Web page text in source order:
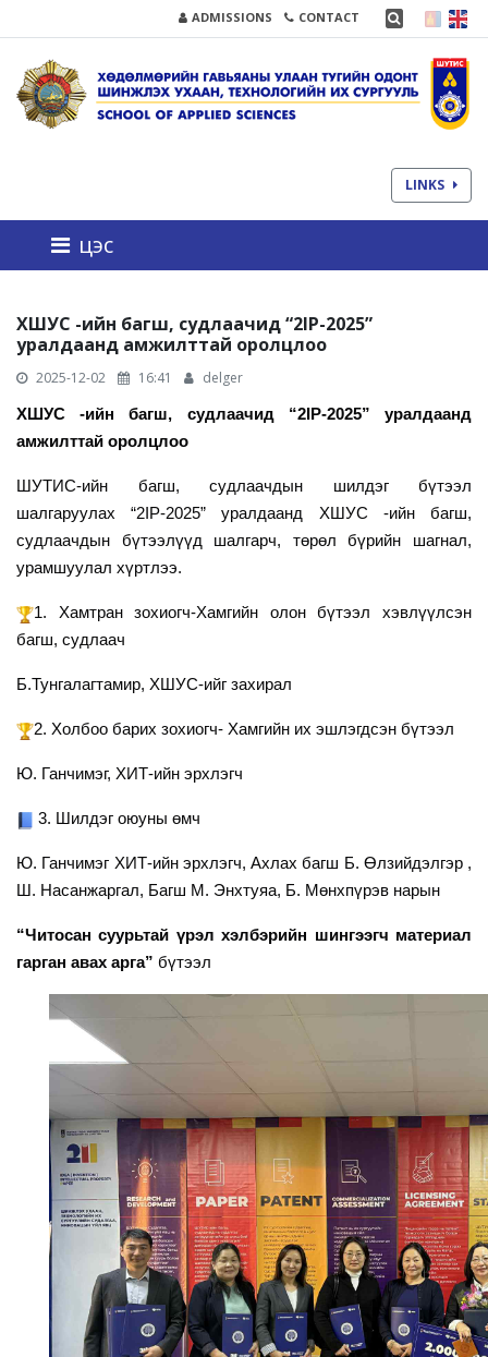
ADMISSIONS CONTACT
LINKS
цэс
ХШУС -ийн багш, судлаачид “2IP-2025”
уралдаанд амжилттай оролцлоо
2025-12-02 16:41 delger
ХШУС -ийн багш, судлаачид “2IP-2025” уралдаанд
амжилттай оролцлоо
ШУТИС-ийн багш, судлаачдын шилдэг бүтээл
шалгаруулах “2IP-2025” уралдаанд ХШУС -ийн багш,
судлаачдын бүтээлүүд шалгарч, төрөл бүрийн шагнал,
урамшуулал хүртлээ.
1. Хамтран зохиогч-Хамгийн олон бүтээл хэвлүүлсэн
багш, судлаач
Б.Тунгалагтамир, ХШУС-ийг захирал
2. Холбоо барих зохиогч- Хамгийн их эшлэгдсэн бүтээл
Ю. Ганчимэг, ХИТ-ийн эрхлэгч
3. Шилдэг оюуны өмч
Ю. Ганчимэг ХИТ-ийн эрхлэгч, Ахлах багш Б. Өлзийдэлгэр ,
Ш. Насанжаргал, Багш М. Энхтуяа, Б. Мөнхпүрэв нарын
“Читосан суурьтай үрэл хэлбэрийн шингээгч материал
гарган авах арга” бүтээл